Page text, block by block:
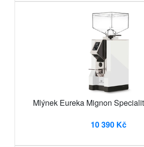
Mlýnek Eureka Mignon
10 390 Kč